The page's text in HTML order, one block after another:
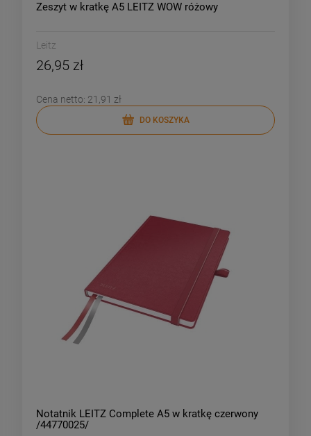
Zeszyt w kratkę A5 LEITZ WOW różowy
Leitz
26,95 zł
Cena netto: 21,91 zł
DO KOSZYKA
Notatnik LEITZ Complete A5 w kratkę czerwony
/44770025/